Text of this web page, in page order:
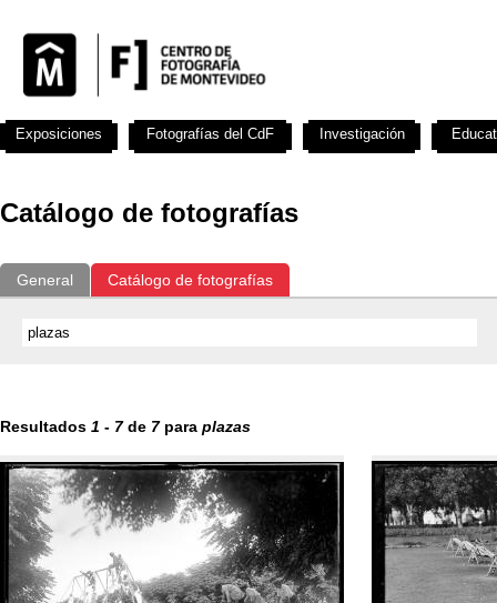
Catálogo de fotografías
General Catálogo de fotografías
Resultados 1 - 7de 7para plazas
Exposiciones Fotografías del CdF Investigación